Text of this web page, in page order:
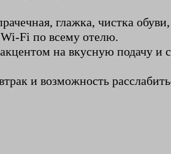
глажка, чистка
Wi-Fi по всему отелю.
на вкусную подачу и
и возможность